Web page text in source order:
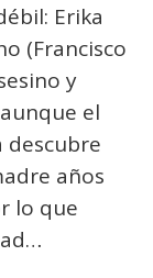
Erika
(Francisco
y
el
descubre
años
lo que